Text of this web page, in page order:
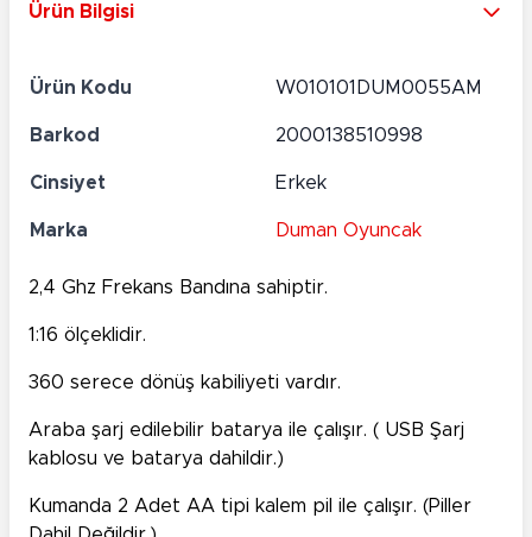
Ürün Bilgisi
Ürün Kodu W010101DUM0055AM
Barkod 2000138510998
Cinsiyet Erkek
Marka Duman Oyuncak
2,4 Ghz Frekans Bandına sahiptir.
1:16 ölçeklidir.
360 serece dönüş kabiliyeti vardır.
Araba şarj edilebilir batarya ile çalışır. ( USB Şarj
kablosu ve batarya dahildir.)
Kumanda 2 Adet AA tipi kalem pil ile çalışır. (Piller